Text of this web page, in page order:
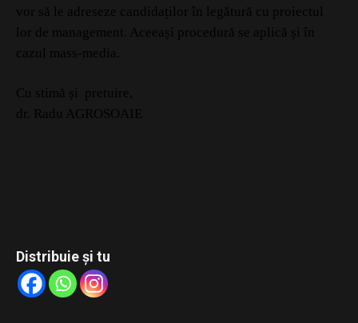
vor să le adreseze candidaților în legătură cu proiectul
lor de management. Aceeași procedură se aplică și în
cazul mass-media.
Cu stimă și pretuire,
dr. Radu AGROSOAIE
Distribuie și tu